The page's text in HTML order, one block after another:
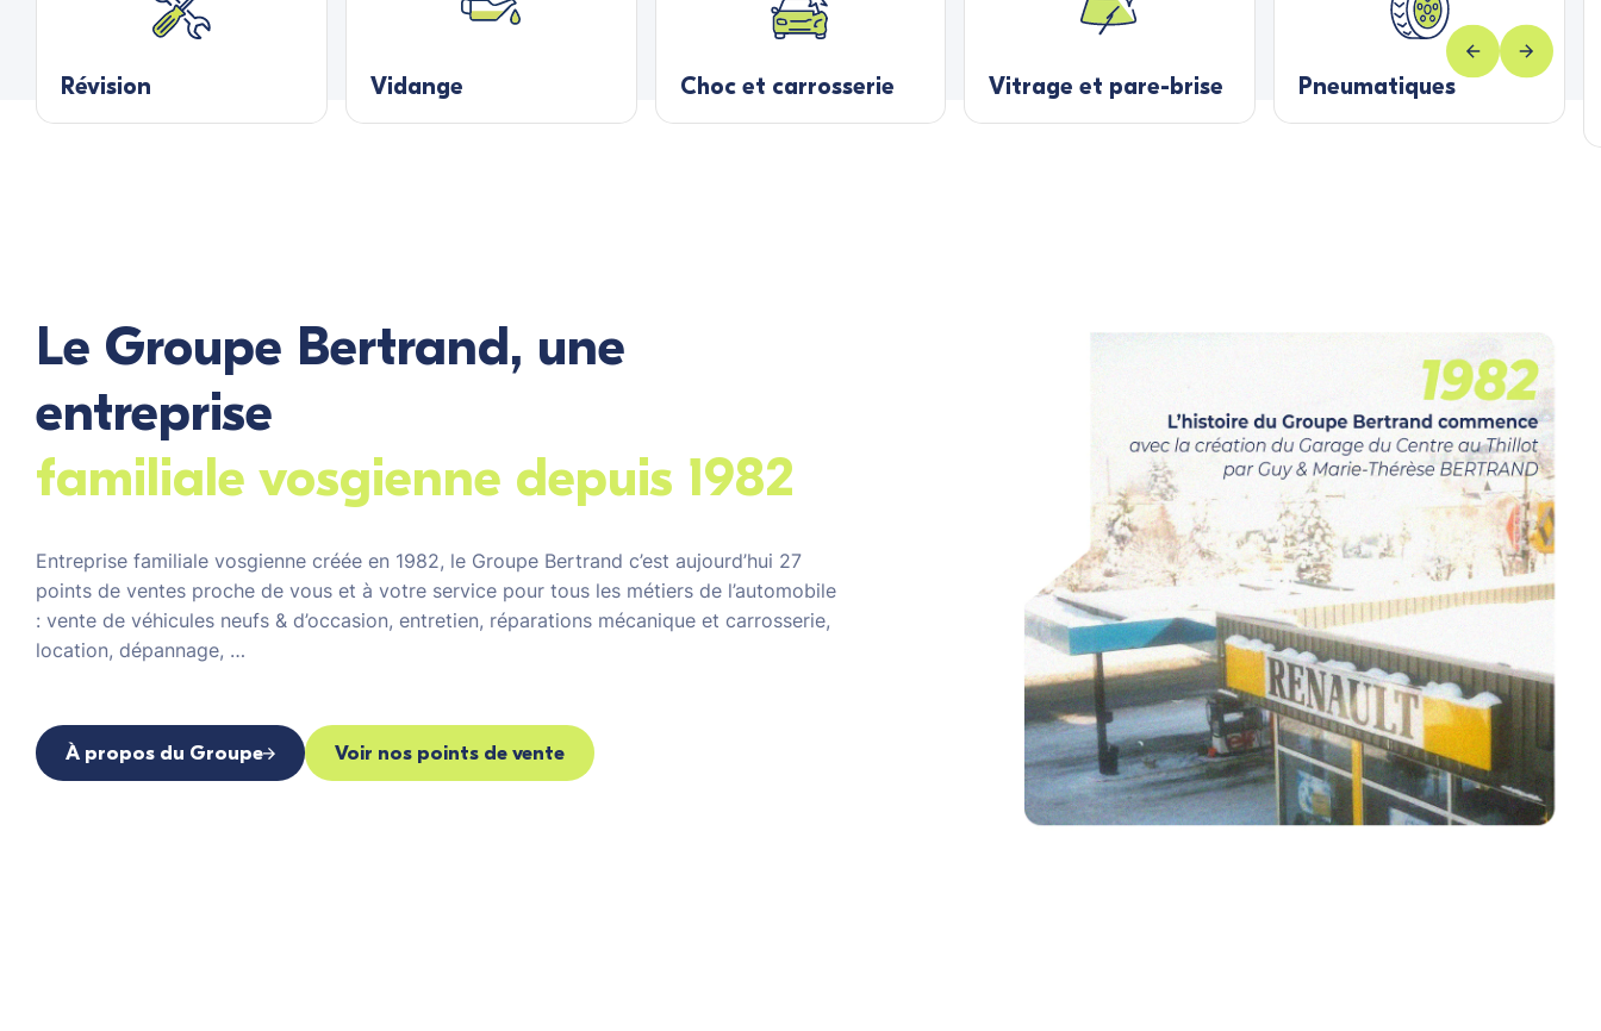
Révision Vidange Choc et carrosserie Vitrage et pare-brise Pneumatiques
Le Groupe Bertrand, une
entreprise
familiale vosgienne depuis 1982
Entreprise familiale vosgienne créée en 1982, le Groupe Bertrand c’est aujourd’hui 27
points de ventes proche de vous et à votre service pour tous les métiers de l’automobile
: vente de véhicules neufs & d’occasion, entretien, réparations mécanique et carrosserie,
location, dépannage, …
À propos du Groupe Voir nos points de vente